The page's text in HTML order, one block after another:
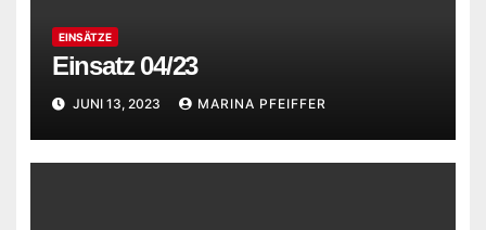
EINSÄTZE
Einsatz 04/23
JUNI 13, 2023 MARINA PFEIFFER